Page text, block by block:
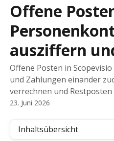
Offene
ausziffern
Offene Posten in
und Zahlungen einander
verrechnen und Restposten
23. Juni 2026
Inhaltsübersicht